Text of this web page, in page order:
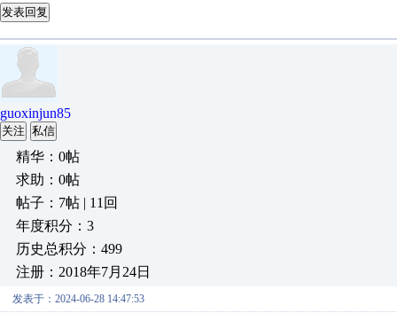
发表回复
guoxinjun85
关注 私信
精华：0帖
求助：0帖
帖子：7帖 | 11回
年度积分：3
历史总积分：499
注册：2018年7月24日
发表于：2024-06-28 14:47:53